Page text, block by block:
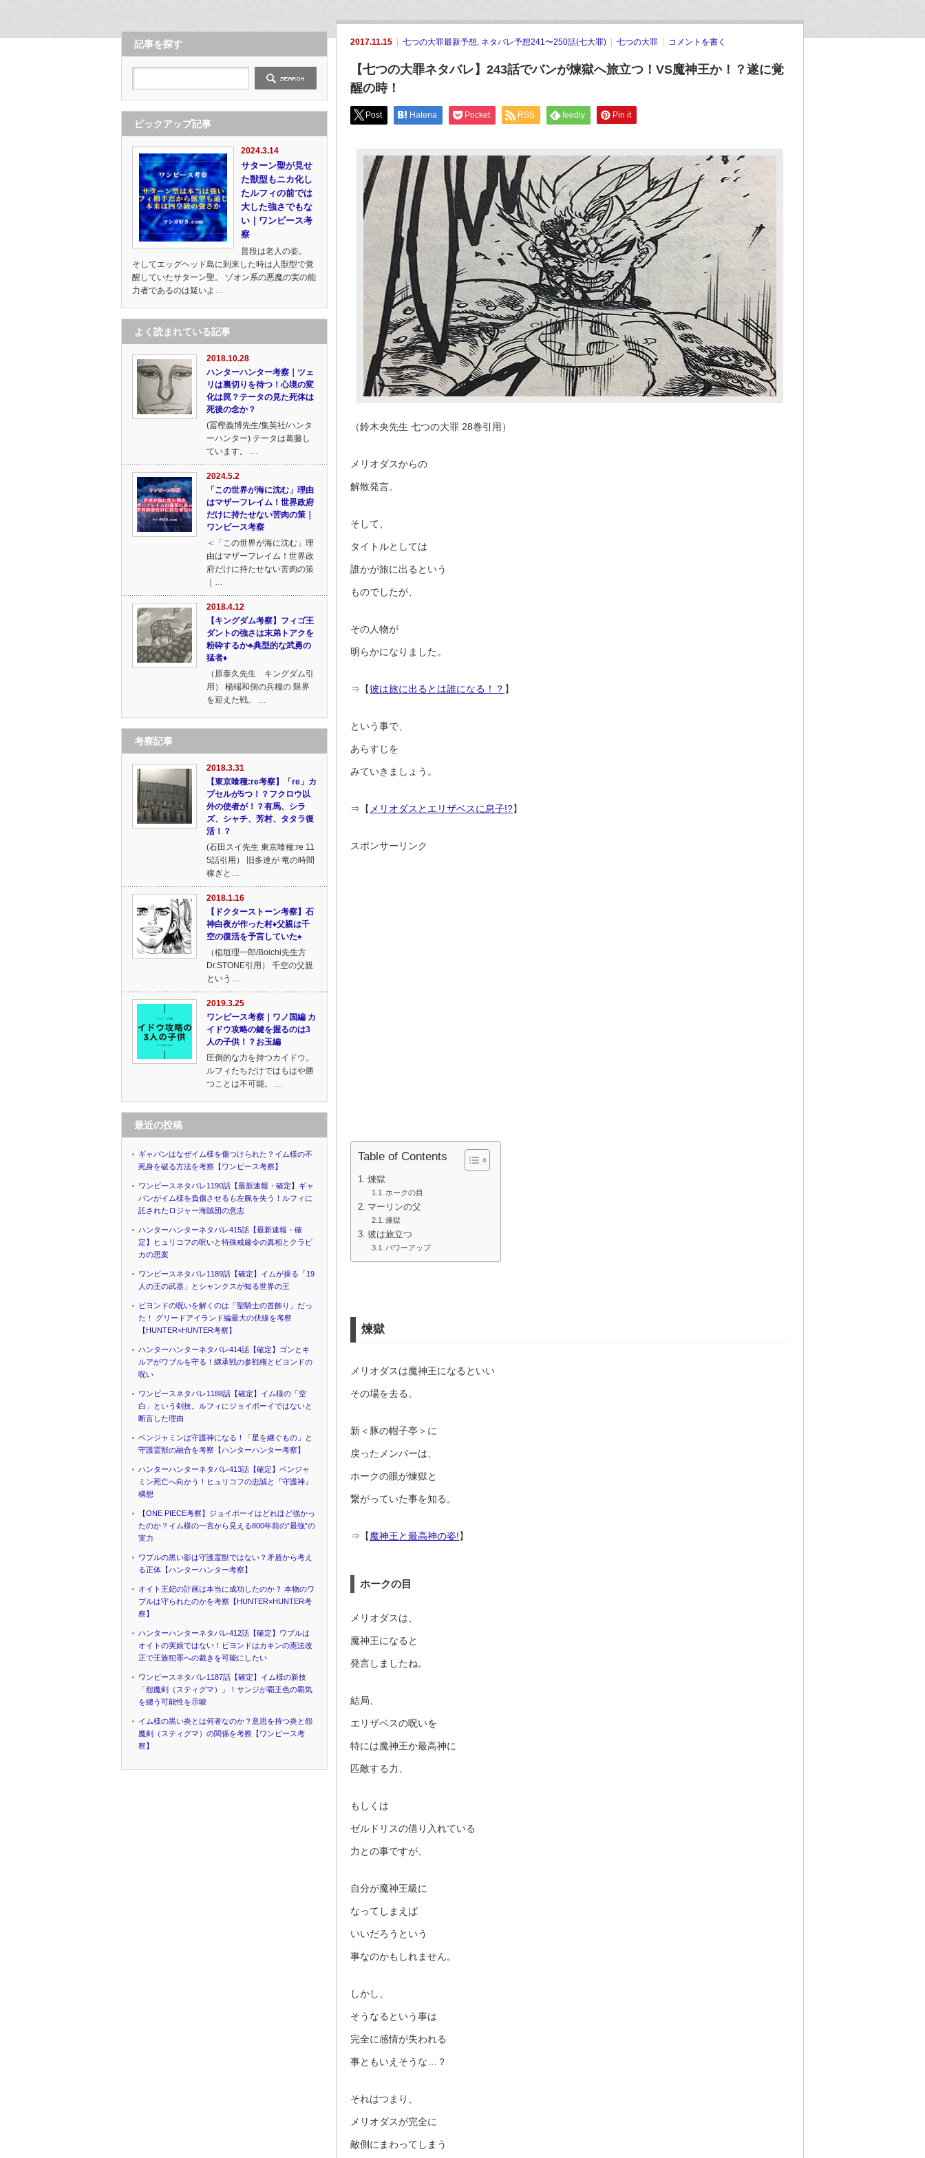
2017.11.15 七つの大罪最新予想, ネタバレ予想241〜250話(七大罪) 七つの大罪 コメントを書く
【七つの大罪ネタバレ】243話でバンが煉獄へ旅立つ！VS魔神王か！？遂に覚
醒の時！
Post Hatena Pocket RSS feedly Pin it
（鈴木央先生 七つの大罪 28巻引用）
メリオダスからの
解散発言。
そして、
タイトルとしては
誰かが旅に出るという
ものでしたが、
その人物が
明らかになりました。
⇒【彼は旅に出るとは誰になる！？ 】
という事で、
あらすじを
みていきましょう。
⇒【 メリオダスとエリザベスに息子!?】
スポンサーリンク
Table of Contents
煉獄
ホークの目
マーリンの父
煉獄
彼は旅立つ
パワーアップ
煉獄
メリオダスは魔神王になるといい
その場を去る。
新＜豚の帽子亭＞に
戻ったメンバーは、
ホークの眼が煉獄と
繋がっていた事を知る。
⇒【魔神王と最高神の姿!】
ホークの目
メリオダスは、
魔神王になると
発言しましたね。
結局、
エリザベスの呪いを
特には魔神王か最高神に
匹敵する力、
もしくは
ゼルドリスの借り入れている
力との事ですが、
自分が魔神王級に
なってしまえば
いいだろうという
事なのかもしれません。
しかし、
そうなるという事は
完全に感情が失われる
事ともいえそうな…？
それはつまり、
メリオダスが完全に
敵側にまわってしまう
記事を探す
ピックアップ記事
2024.3.14
サターン聖が見せ
た獣型もニカ化し
たルフィの前では
大した強さでもな
い｜ワンピース考
察
普段は老人の姿。
そしてエッグヘッド島に到来した時は人獣型で覚
醒していたサターン聖。 ゾオン系の悪魔の実の能
力者であるのは疑いよ…
よく読まれている記事
2018.10.28
ハンターハンター考察｜ツェ
リは裏切りを待つ！心境の変
化は罠？テータの見た死体は
死後の念か？
(冨樫義博先生/集英社/ハンタ
ーハンター) テータは葛藤し
ています。 …
2024.5.2
「この世界が海に沈む」理由
はマザーフレイム！世界政府
だけに持たせない苦肉の策｜
ワンピース考察
＜「この世界が海に沈む」理
由はマザーフレイム！世界政
府だけに持たせない苦肉の策
｜…
2018.4.12
【キングダム考察】フィゴ王
ダントの強さは末弟トアクを
粉砕するか♣典型的な武勇の
猛者♦
（原泰久先生 キングダム引
用） 楊端和側の兵糧の 限界
を迎えた戦。 …
考察記事
2018.3.31
【東京喰種:re考察】「re」カ
プセルが5つ！？フクロウ以
外の使者が！？有馬、シラ
ズ、シャチ、芳村、タタラ復
活！？
(石田スイ先生 東京喰種:re 11
5話引用） 旧多達が 竜の時間
稼ぎと…
2018.1.16
【ドクターストーン考察】石
神白夜が作った村♦父親は千
空の復活を予言していた♠
（稲垣理一郎/Boichi先生方
Dr.STONE引用） 千空の父親
という…
2019.3.25
ワンピース考察｜ワノ国編 カ
イドウ攻略の鍵を握るのは3
人の子供！？お玉編
圧倒的な力を持つカイドウ。
ルフィたちだけではもはや勝
つことは不可能。 …
最近の投稿
ギャバンはなぜイム様を傷つけられた？イム様の不
死身を破る方法を考察【ワンピース考察】
ワンピースネタバレ1190話【最新速報・確定】ギャ
バンがイム様を負傷させるも左腕を失う！ルフィに
託されたロジャー海賊団の意志
ハンターハンターネタバレ415話【最新速報・確
定】ヒュリコフの呪いと特殊戒厳令の真相とクラピ
カの思案
ワンピースネタバレ1189話【確定】イムが操る「19
人の王の武器」とシャンクスが知る世界の王
ビヨンドの呪いを解くのは「聖騎士の首飾り」だっ
た！ グリードアイランド編最大の伏線を考察
【HUNTER×HUNTER考察】
ハンターハンターネタバレ414話【確定】ゴンとキ
ルアがワブルを守る！継承戦の参戦権とビヨンドの
呪い
ワンピースネタバレ1188話【確定】イム様の「空
白」という剣技。ルフィにジョイボーイではないと
断言した理由
ベンジャミンは守護神になる！「星を継ぐもの」と
守護霊獣の融合を考察【ハンターハンター考察】
ハンターハンターネタバレ413話【確定】ベンジャ
ミン死亡へ向かう！ヒュリコフの忠誠と『守護神』
構想
【ONE PIECE考察】ジョイボーイはどれほど強かっ
たのか？イム様の一言から見える800年前の”最強”の
実力
ワブルの黒い影は守護霊獣ではない？矛盾から考え
る正体【ハンターハンター考察】
オイト王妃の計画は本当に成功したのか？ 本物のワ
ブルは守られたのかを考察【HUNTER×HUNTER考
察】
ハンターハンターネタバレ412話【確定】ワブルは
オイトの実娘ではない！ビヨンドはカキンの憲法改
正で王族犯罪への裁きを可能にしたい
ワンピースネタバレ1187話【確定】イム様の新技
「怨魔剣（スティグマ）」！サンジが覇王色の覇気
を纏う可能性を示唆
イム様の黒い炎とは何者なのか？意思を持つ炎と怨
魔剣（スティグマ）の関係を考察【ワンピース考
察】